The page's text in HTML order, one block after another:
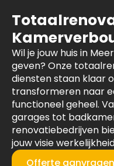
Wil je jouw huis in
geven? Onze
diensten staan klaar
transformeren naar
functioneel geheel.
garages tot
renovatiebedrijven
jouw visie
Offerte aanvragen